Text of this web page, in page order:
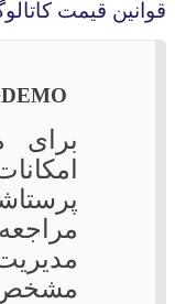
قوانین قیمت
DEMO
برای